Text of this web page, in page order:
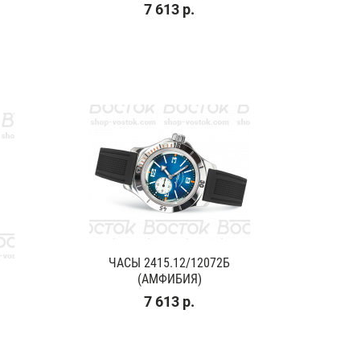
7 613 р.
ЧАСЫ 2415.12/12072Б
(АМФИБИЯ)
7 613 р.